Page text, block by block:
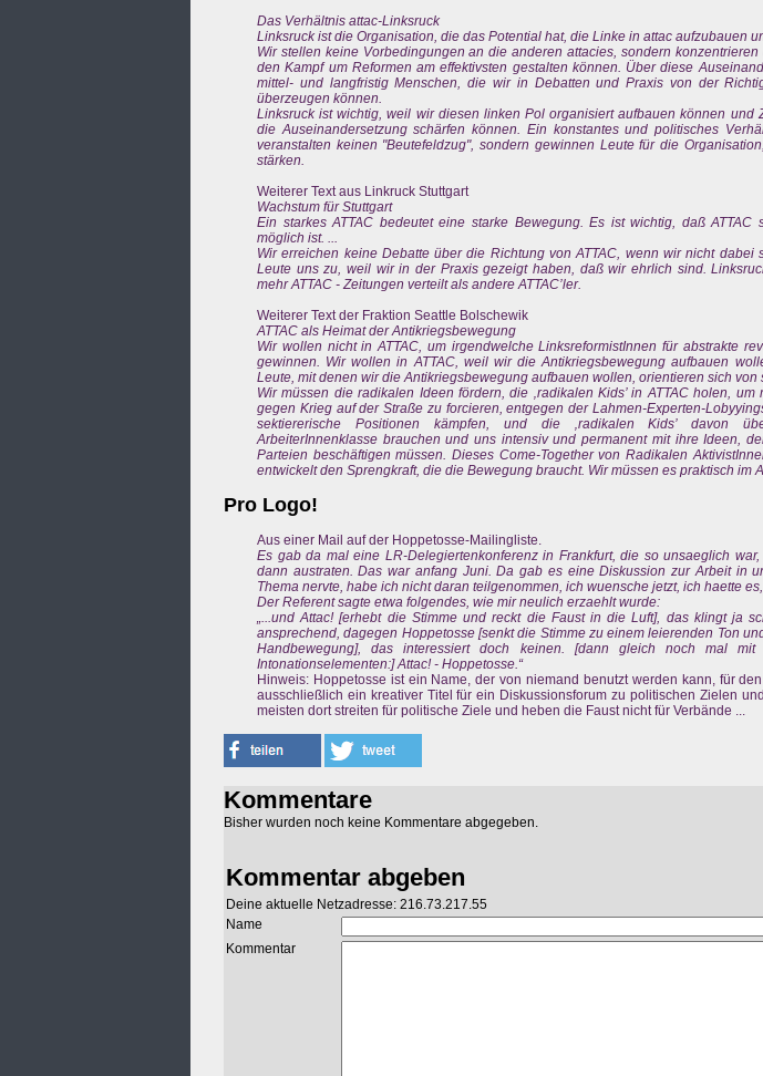
Das Verhältnis attac-Linksruck
Linksruck ist die Organisation, die das Potential hat, die Linke in attac aufzubauen
Wir stellen keine Vorbedingungen an die anderen attacies, sondern
den Kampf um Reformen am effektivsten gestalten können. Über diese
mittel- und langfristig Menschen, die wir in Debatten und Praxis von der
überzeugen können.
Linksruck ist wichtig, weil wir diesen linken Pol organisiert aufbauen können und
die Auseinandersetzung schärfen können. Ein konstantes und politisches
veranstalten keinen "Beutefeldzug", sondern gewinnen Leute für die
stärken.
Weiterer Text aus Linkruck Stuttgart
Wachstum für Stuttgart
Ein starkes ATTAC bedeutet eine starke Bewegung. Es ist wichtig, daß
möglich ist. ...
Wir erreichen keine Debatte über die Richtung von ATTAC, wenn wir nicht dabei
Leute uns zu, weil wir in der Praxis gezeigt haben, daß wir ehrlich sind.
mehr ATTAC - Zeitungen verteilt als andere ATTAC’ler.
Weiterer Text der Fraktion Seattle Bolschewik
ATTAC als Heimat der Antikriegsbewegung
Wir wollen nicht in ATTAC, um irgendwelche LinksreformistInnen für abstrakte
gewinnen. Wir wollen in ATTAC, weil wir die Antikriegsbewegung aufbauen
Leute, mit denen wir die Antikriegsbewegung aufbauen wollen, orientieren sich von
Wir müssen die radikalen Ideen fördern, die ‚radikalen Kids’ in ATTAC holen, um
gegen Krieg auf der Straße zu forcieren, entgegen der Lahmen-Experten-
sektiererische Positionen kämpfen, und die ‚radikalen Kids’ davon
ArbeiterInnenklasse brauchen und uns intensiv und permanent mit ihre Ideen,
Parteien beschäftigen müssen. Dieses Come-Together von Radikalen
entwickelt den Sprengkraft, die die Bewegung braucht. Wir müssen es praktisch im
Pro Logo!
Aus einer Mail auf der Hoppetosse-Mailingliste.
Es gab da mal eine LR-Delegiertenkonferenz in Frankfurt, die so unsaeglich
dann austraten. Das war anfang Juni. Da gab es eine Diskussion zur Arbeit in
Thema nervte, habe ich nicht daran teilgenommen, ich wuensche jetzt, ich haette
Der Referent sagte etwa folgendes, wie mir neulich erzaehlt wurde:
„...und Attac! [erhebt die Stimme und reckt die Faust in die Luft], das klingt ja
ansprechend, dagegen Hoppetosse [senkt die Stimme zu einem leierenden Ton
Handbewegung], das interessiert doch keinen. [dann gleich noch mal
Intonationselementen:] Attac! - Hoppetosse.“
Hinweis: Hoppetosse ist ein Name, der von niemand benutzt werden kann, für
ausschließlich ein kreativer Titel für ein Diskussionsforum zu politischen Zielen
meisten dort streiten für politische Ziele und heben die Faust nicht für Verbände ...
Kommentare
Bisher wurden noch keine Kommentare abgegeben.
Kommentar abgeben
Deine aktuelle Netzadresse: 216.73.217.55
Name
Kommentar